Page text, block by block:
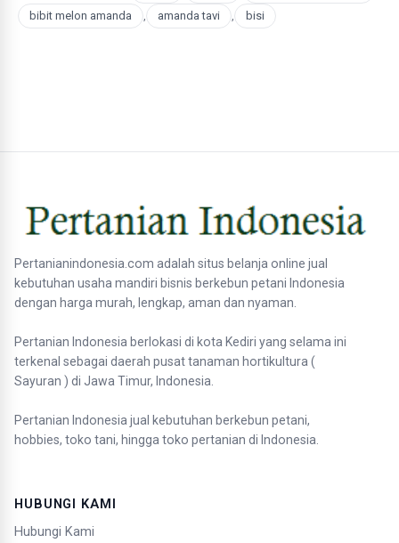
bibit melon amanda
, amanda tavi , bisi
Pertanianindonesia.com adalah situs belanja online jual
kebutuhan usaha mandiri bisnis berkebun petani Indonesia
dengan harga murah, lengkap, aman dan nyaman.
Pertanian Indonesia berlokasi di kota Kediri yang selama ini
terkenal sebagai daerah pusat tanaman hortikultura (
Sayuran ) di Jawa Timur, Indonesia.
Pertanian Indonesia jual kebutuhan berkebun petani,
hobbies, toko tani, hingga toko pertanian di Indonesia.
HUBUNGI KAMI
Hubungi Kami